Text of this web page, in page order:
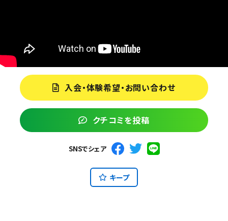
入会・体験希望・お問い合わせ
クチコミを投稿
SNSでシェア
キープ